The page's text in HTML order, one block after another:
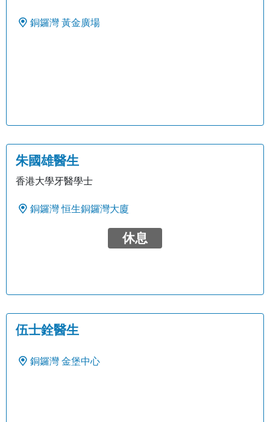
銅鑼灣 黃金廣場
朱國雄醫生
香港大學牙醫學士
銅鑼灣 恒生銅鑼灣大廈
休息
伍士銓醫生
銅鑼灣 金堡中心